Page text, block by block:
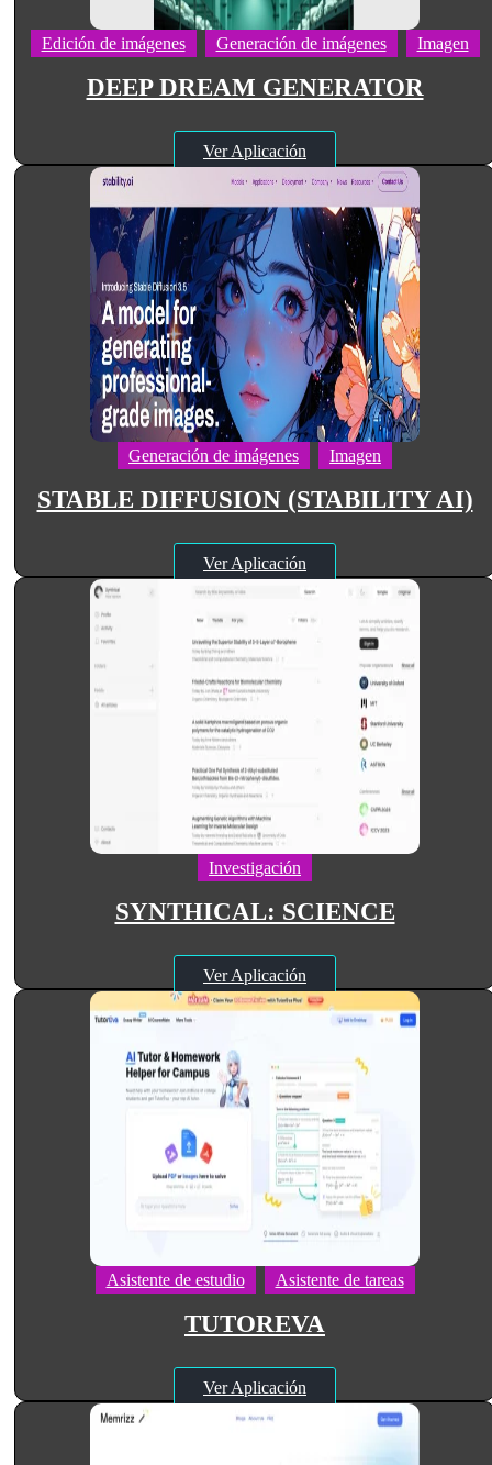
Edición de imágenes Generación de imágenes Imagen
DEEP DREAM GENERATOR
Ver Aplicación
Generación de imágenes Imagen
STABLE DIFFUSION (STABILITY AI)
Ver Aplicación
Investigación
SYNTHICAL: SCIENCE
Ver Aplicación
Asistente de estudio Asistente de tareas
TUTOREVA
Ver Aplicación